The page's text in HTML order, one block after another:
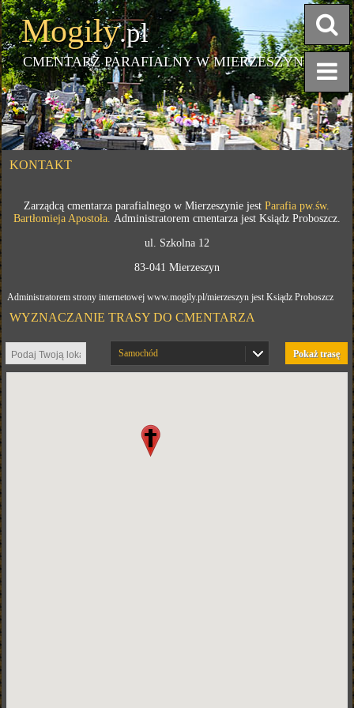
Mogiły.pl
CMENTARZ PARAFIALNY W MIERZESZYNIE
KONTAKT
Zarządcą cmentarza parafialnego w Mierzeszynie jestParafia pw.św.
Bartłomieja Apostoła. Administratorem cmentarza jest Ksiądz Proboszcz.
ul. Szkolna 12
83-041 Mierzeszyn
Administratorem strony internetowej www.mogily.pl/mierzeszyn jest Ksiądz Proboszcz
WYZNACZANIE TRASY DO CMENTARZA
Pokaż trasę
Samochód